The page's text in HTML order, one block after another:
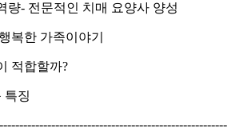
량- 전문적인 치매 요양사 양성
복한 가족이야기
적합할까?
특징